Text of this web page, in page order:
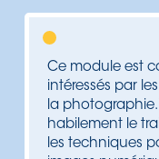
Ce module est
intéressés par
la photographie.
habilement le
les techniques